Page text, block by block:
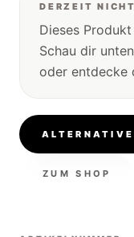
DERZEIT
Dieses
Schau dir
oder entdecke
ZUM SHOP